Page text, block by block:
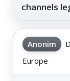
channels
Anonim
Europe